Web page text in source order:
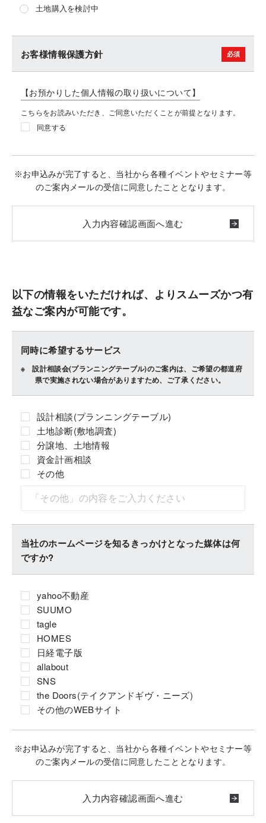
土地購入を検討中
お客様情報保護方針
【お預かりした個人情報の取り扱いについて】
こちらをお読みいただき、ご同意いただくことが前提となります。
同意する
※お申込みが完了すると、当社から各種イベントやセミナー等
のご案内メールの受信に同意したこととなります。
以下の情報をいただければ、よりスムーズかつ有
益なご案内が可能です。
同時に希望するサービス
設計相談会(プランニングテーブル)のご案内は、ご希望の都道府
県で実施されない場合がありますため、ご了承ください。
設計相談(プランニングテーブル)
土地診断(敷地調査)
分譲地、土地情報
資金計画相談
その他
当社のホームページを知るきっかけとなった媒体は何
ですか?
yahoo不動産
SUUMO
tagle
HOMES
日経電子版
allabout
SNS
the Doors(テイクアンドギヴ・ニーズ)
その他のWEBサイト
※お申込みが完了すると、当社から各種イベントやセミナー等
のご案内メールの受信に同意したこととなります。